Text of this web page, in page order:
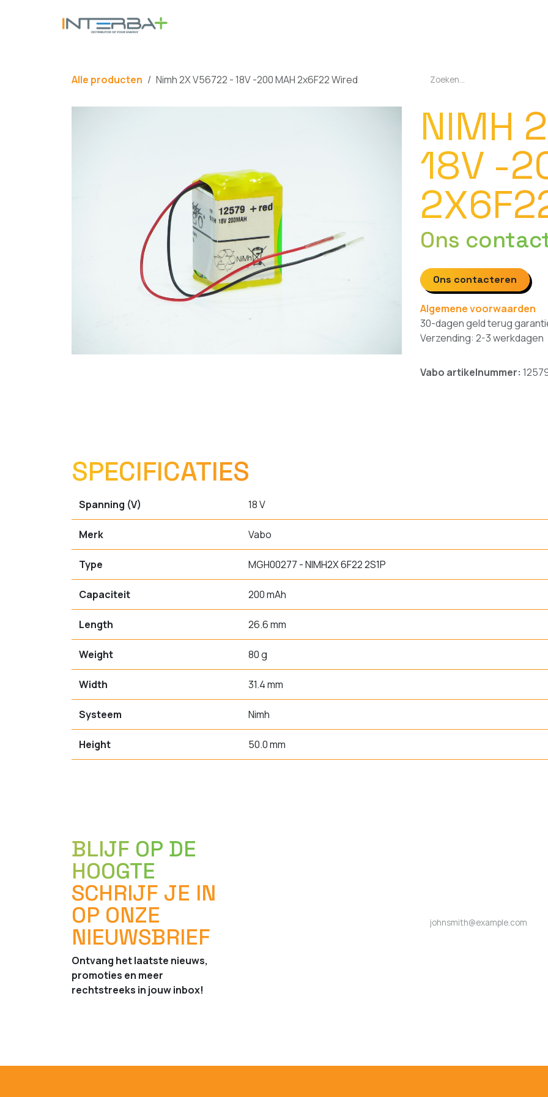
Alle producten Nimh 2X V56722 - 18V -200 MAH 2x6F22 Wired
NIMH
18V -
Ons
Ons contacteren
Algemene voorwaarden
30-dagen geld terug
Verzending: 2-3 werkdagen
Vabo artikelnummer:
SPECIFICATIES
Spanning (V) 18 V
Merk Vabo
Type MGH00277 - NIMH2X 6F22 2S1P
Capaciteit 200 mAh
Length 26.6 mm
Weight 80 g
Width 31.4 mm
Systeem Nimh
Height 50.0 mm
BLIJF OP DE
HOOGTE
SCHRIJF JE IN
OP ONZE
NIEUWSBRIEF
Ontvang het laatste nieuws,
promoties en meer
rechtstreeks in jouw inbox!